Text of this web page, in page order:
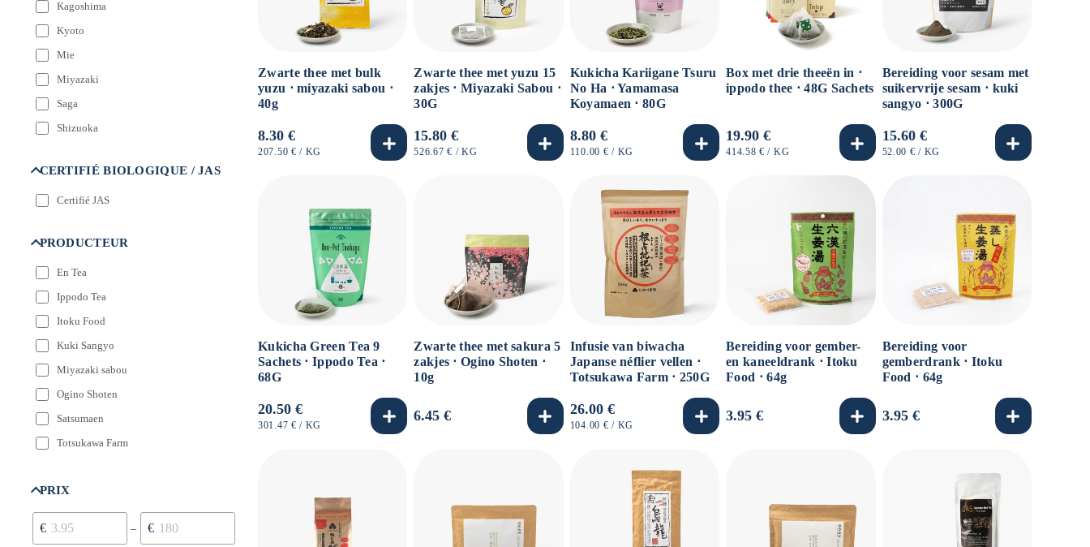
Kagoshima
Kyoto
Mie
Miyazaki
Saga
Shizuoka
CERTIFIÉ BIOLOGIQUE / JAS
Certifié JAS
PRODUCTEUR
En Tea
Ippodo Tea
Itoku Food
Kuki Sangyo
Miyazaki sabou
Ogino Shoten
Satsumaen
Totsukawa Farm
PRIX
€ – €
Zwarte thee met bulk
yuzu ⋅ miyazaki sabou ⋅
40g
Normale
prijs
8.30 €
EENHEIDSPRIJS
207.50 € / PER
KG
Zwarte thee met yuzu 15
zakjes ⋅ Miyazaki Sabou ⋅
30G
Normale
prijs
15.80 €
EENHEIDSPRIJS
526.67 € / PER
KG
Kukicha Kariigane Tsuru
No Ha ⋅ Yamamasa
Koyamaen ⋅ 80G
Normale
prijs
8.80 €
EENHEIDSPRIJS
110.00 € / PER
KG
Box met drie theeën in ⋅
ippodo thee ⋅ 48G Sachets
Normale
prijs
19.90 €
EENHEIDSPRIJS
414.58 € / PER
KG
Bereiding voor sesam met
suikervrije sesam ⋅ kuki
sangyo ⋅ 300G
Normale
prijs
15.60 €
EENHEIDSPRIJS
52.00 € / PER
KG
Kukicha Green Tea 9
Sachets ⋅ Ippodo Tea ⋅
68G
Normale
prijs
20.50 €
EENHEIDSPRIJS
301.47 € / PER
KG
Zwarte thee met sakura 5
zakjes ⋅ Ogino Shoten ⋅
10g
Normale
6.45 €
Infusie van biwacha
Japanse néflier vellen ⋅
Totsukawa Farm ⋅ 250G
Normale
prijs
26.00 €
EENHEIDSPRIJS
104.00 € / PER
KG
Bereiding voor gember-
en kaneeldrank ⋅ Itoku
Food ⋅ 64g
Normale
3.95 €
Bereiding voor
gemberdrank ⋅ Itoku
Food ⋅ 64g
Normale
3.95 €